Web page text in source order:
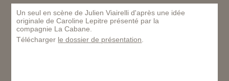
Un seul en scène de Julien Viairelli d'après une idée
originale de Caroline Lepitre présenté par la
compagnie La Cabane.
Télécharger le dossier de présentation